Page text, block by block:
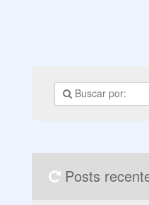
Posts